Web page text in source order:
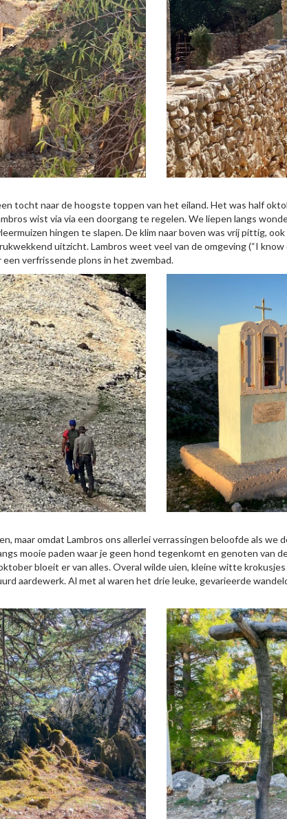
tocht naar de hoogste toppen van het eiland. Het was half
wist via via een doorgang te regelen. We liepen langs
hingen te slapen. De klim naar boven was vrij pittig,
uitzicht. Lambros weet veel van de omgeving (“I
verfrissende plons in het zwembad.
maar omdat Lambros ons allerlei verrassingen beloofde als
mooie paden waar je geen hond tegenkomt en genoten van
bloeit er van alles. Overal wilde uien, kleine witte
aardewerk. Al met al waren het drie leuke, gevarieerde